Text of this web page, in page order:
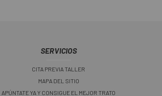
SERVICIOS
CITA PREVIA TALLER
MAPA DEL SITIO
APÚNTATE YA Y CONSIGUE EL MEJOR TRATO